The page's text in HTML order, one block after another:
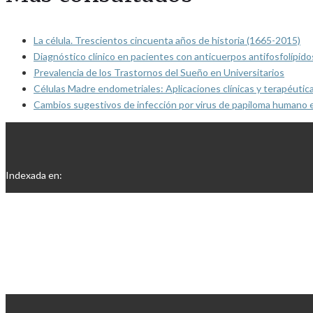
La célula. Trescientos cincuenta años de historia (1665-2015)
Diagnóstico clínico en pacientes con anticuerpos
Prevalencia de los Trastornos del Sueño en Universitarios
Células Madre endometriales: Aplicaciones clínicas y
Cambios sugestivos de infección por virus de papiloma
Indexada en: